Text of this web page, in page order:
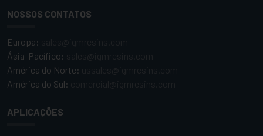
NOSSOS CONTATOS
Europa:
Ásia-Pacífico:
América do Norte:
América do Sul:
APLICAÇÕES